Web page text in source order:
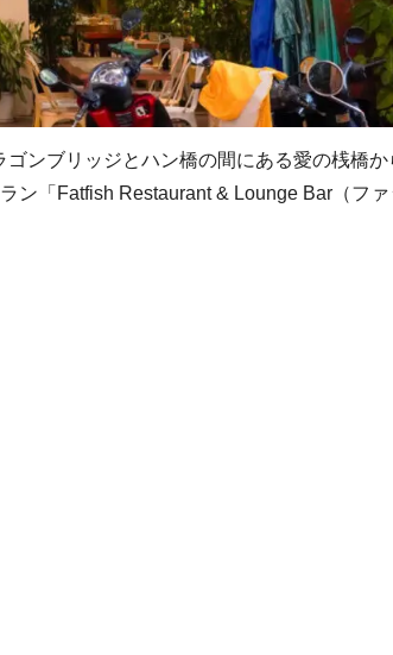
ンブリッジとハン橋の間にある愛の桟橋か
ン「Fatfish Restaurant & Lounge Bar（ファ